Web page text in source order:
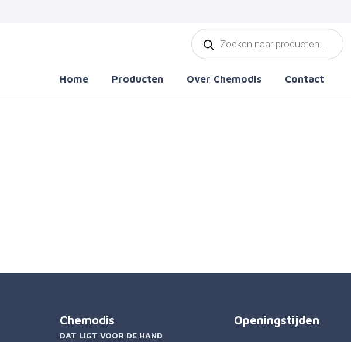
Producten
zoeken
Home Producten Over Chemodis Contact
Chemodis
DAT LIGT VOOR DE HAND
Openingstijden